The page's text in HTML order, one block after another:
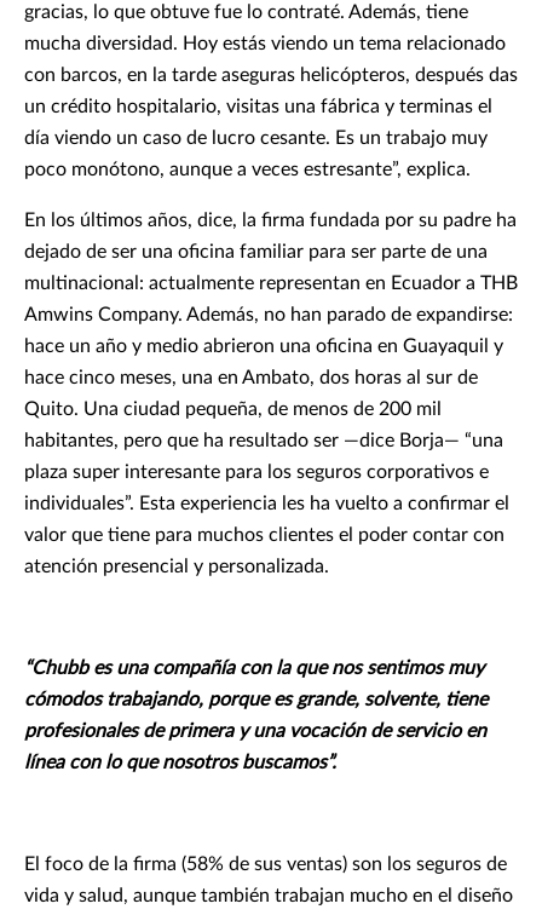
gracias, lo que obtuve fue lo contraté. Además, tiene
mucha diversidad. Hoy estás viendo un tema relacionado
con barcos, en la tarde aseguras helicópteros, después das
un crédito hospitalario, visitas una fábrica y terminas el
día viendo un caso de lucro cesante. Es un trabajo muy
poco monótono, aunque a veces estresante”, explica.
En los últimos años, dice, la firma fundada por su padre ha
dejado de ser una oficina familiar para ser parte de una
multinacional: actualmente representan en Ecuador a THB
Amwins Company. Además, no han parado de expandirse:
hace un año y medio abrieron una oficina en Guayaquil y
hace cinco meses, una en Ambato, dos horas al sur de
Quito. Una ciudad pequeña, de menos de 200 mil
habitantes, pero que ha resultado ser —dice Borja— “una
plaza super interesante para los seguros corporativos e
individuales”. Esta experiencia les ha vuelto a confirmar el
valor que tiene para muchos clientes el poder contar con
atención presencial y personalizada.
“Chubb es una compañía con la que nos sentimos muy
cómodos trabajando, porque es grande, solvente, tiene
profesionales de primera y una vocación de servicio en
línea con lo que nosotros buscamos”.
El foco de la firma (58% de sus ventas) son los seguros de
vida y salud, aunque también trabajan mucho en el diseño